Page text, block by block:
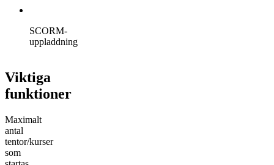
SCORM-
uppladdning
Viktiga
funktioner
Maximalt
antal
tentor/kurser
som